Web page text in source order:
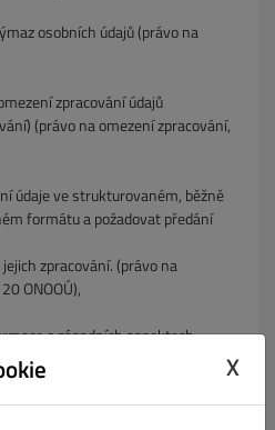
osobních údajů (právo na
zpracování údajů
(právo na omezení zpracování,
ve strukturovaném, běžně
formátu a požadovat předání
jejich zpracování. (právo na
ONOOÚ),
o zásadních aspektech
budou patrné role a odpovědnosti
osobních údajů, jakož i
X